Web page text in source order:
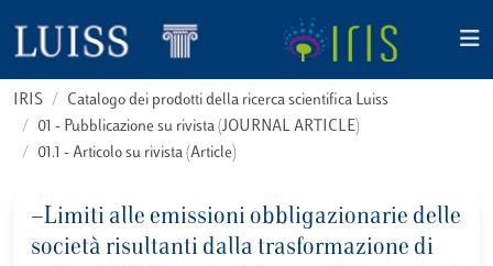
IRIS
Catalogo dei prodotti della ricerca scientifica Luiss
01 - Pubblicazione su rivista (JOURNAL ARTICLE)
01.1 - Articolo su rivista (Article)
−Limiti alle emissioni obbligazionarie delle
società risultanti dalla trasformazione di